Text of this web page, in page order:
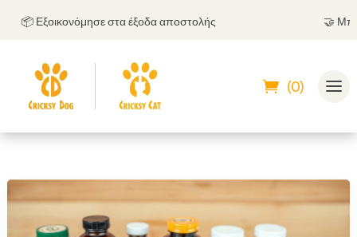
📦 Εξοικονόμησε στα έξοδα αποστολής
(0)